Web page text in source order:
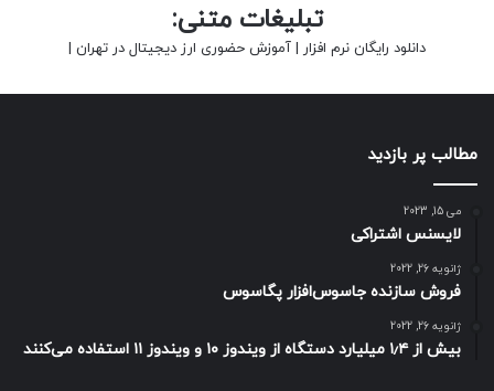
تبلیغات متنی:
دانلود رایگان نرم افزار | آموزش حضوری ارز دیجیتال در تهران |
مطالب پر بازدید
می 15, 2023
لایسنس اشتراکی
ژانویه 26, 2022
فروش سازنده جاسوس‌افزار پگاسوس
ژانویه 26, 2022
بیش از ۱٫۴ میلیارد دستگاه از ویندوز ۱۰ و ویندوز ۱۱ استفاده می‌کنند